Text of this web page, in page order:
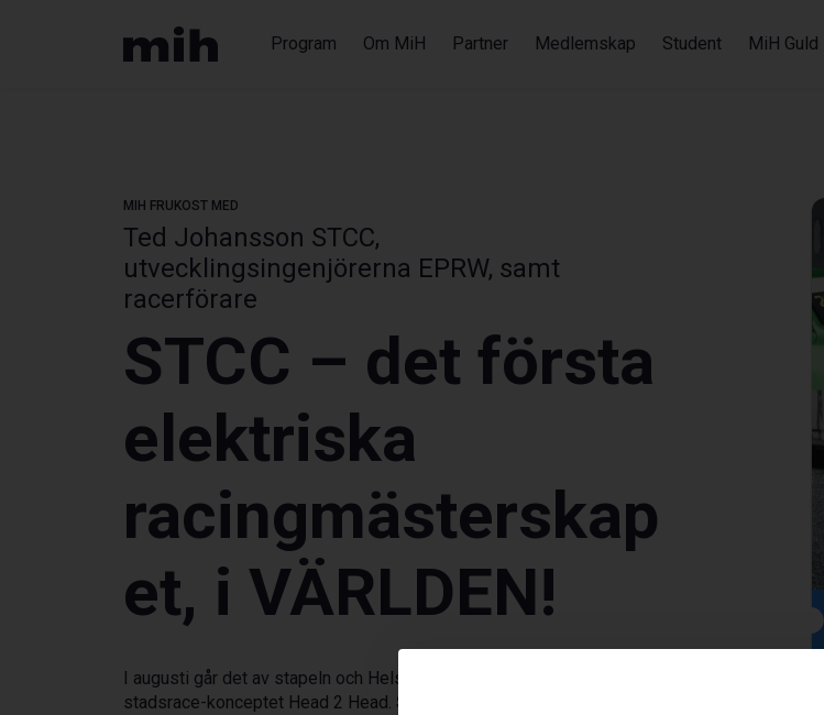
Program Om MiH Partner Medlemskap Student MiH Guld
MIH FRUKOST MED
Ted Johansson STCC,
utvecklingsingenjörerna EPRW, samt
racerförare
STCC – det första
elektriska
racingmästerskap
et, i VÄRLDEN!
I augusti går det av stapeln och Helsingborg är först ut med
stadsrace-konceptet Head 2 Head. STCC – SCANDINAVIAN